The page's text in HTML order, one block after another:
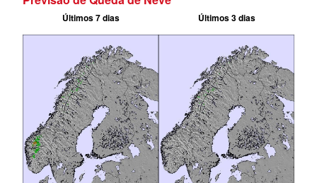
Últimos 7 dias Últimos 3 dias